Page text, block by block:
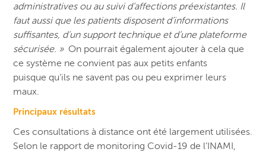
administratives ou au suivi d’affections préexistantes. Il
faut aussi que les patients disposent d’informations
suffisantes, d’un support technique et d’une plateforme
sécurisée. » On pourrait également ajouter à cela que
ce système ne convient pas aux petits enfants
puisque qu’ils ne savent pasou peu exprimer leurs
maux.
Principaux résultats
Ces consultations à distance ont été largement utilisées.
Selon le rapport de monitoring Covid-19 de l’INAMI,